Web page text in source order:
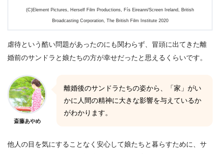
(C)Element Pictures, Herself Film Productions, Fís Eireann/Screen Ireland, British
Broadcasting Corporation, The British Film Institute 2020
虐待という酷い問題があったのにも関わらず、冒頭に出てきた離
婚前のサンドラと娘たちの方が幸せだったと思えるくらいです。
斎藤あやめ
離婚後のサンドラたちの姿から、「家」がい
かに人間の精神に大きな影響を与えているか
がわかります。
他人の目を気にすることなく安心して娘たちと暮らすために、サ